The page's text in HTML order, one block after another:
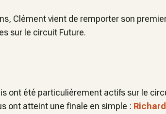
Clément vient de remporter son
sur le circuit Future.
ont été particulièrement actifs sur le
ont atteint une finale en simple :